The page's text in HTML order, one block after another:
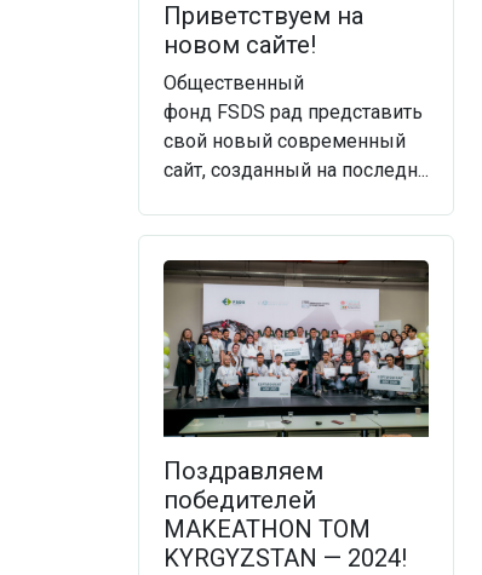
Приветствуем на
новом сайте!
Общественный
фонд FSDS рад представить
свой новый современный
сайт, созданный на последн...
Поздравляем
победителей
MAKEATHON TOM
KYRGYZSTAN — 2024!